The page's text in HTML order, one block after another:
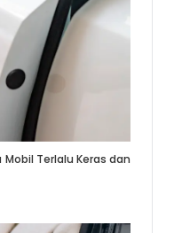
Terlalu Keras dan